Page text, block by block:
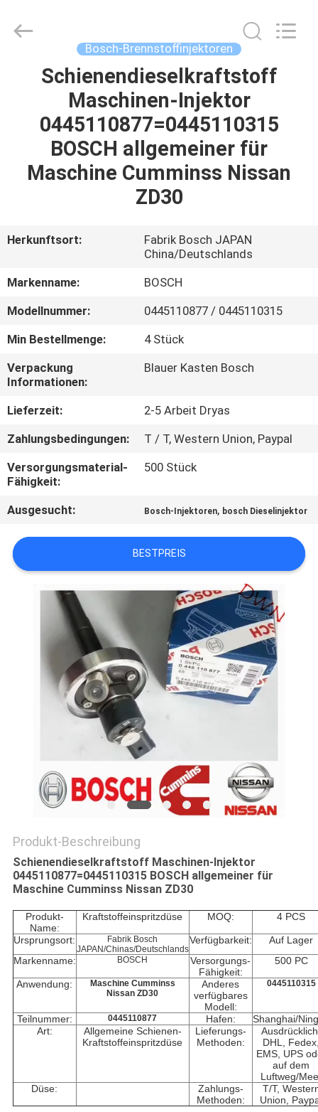
HAUS
PRODUKTE
ÜBER
FABRIK-
QUALITÄTSKONTROLLE
TRETEN
SIE
MIT
IN
VERBINDUNG
FORDERN
SIE EIN
ZITAT
SITEMAP
PRIVACY
POLICY
Parts
Co.,LTD.
Bosch-Brennstoffinjektoren
Schienendieselkraftstoff
Maschinen-Injektor
0445110877=0445110315
BOSCH allgemeiner für
Maschine Cumminss Nissan
ZD30
Herkunftsort:
Fabrik Bosch JAPAN
China/Deutschlands
Markenname:
BOSCH
Modellnummer:
0445110877 / 0445110315
Min Bestellmenge:
4 Stück
Verpackung
Informationen:
Blauer Kasten Bosch
Lieferzeit:
2-5 Arbeit Dryas
Zahlungsbedingungen:
T / T, Western Union, Paypal
Versorgungsmaterial-
Fähigkeit:
500 Stück
Ausgesucht: Bosch-Injektoren, bosch Dieselinjektor
BESTPREIS
Produkt-Beschreibung
Schienendieselkraftstoff Maschinen-Injektor
0445110877=0445110315 BOSCH allgemeiner für
Maschine Cumminss Nissan ZD30
Produkt-
Name:
Kraftstoffeinspritzdüse MOQ: 4 PCS
Ursprungsort:
Fabrik Bosch
JAPAN/Chinas/Deutschlands
Verfügbarkeit:
Auf Lager
Markenname:
BOSCH
Versorgungs-
Fähigkeit:
500 PC
Anwendung:
Maschine Cumminss
Nissan ZD30
Anderes
verfügbares
Modell:
0445110315
Teilnummer: 0445110877 Hafen:
Shanghai/
Art:
Allgemeine Schienen-
Kraftstoffeinspritzdüse
Lieferungs-
Methoden:
DHL,
EMS, UPS
auf dem
Luftweg/
Düse:
Zahlungs-
Methoden:
T/T,
Union,